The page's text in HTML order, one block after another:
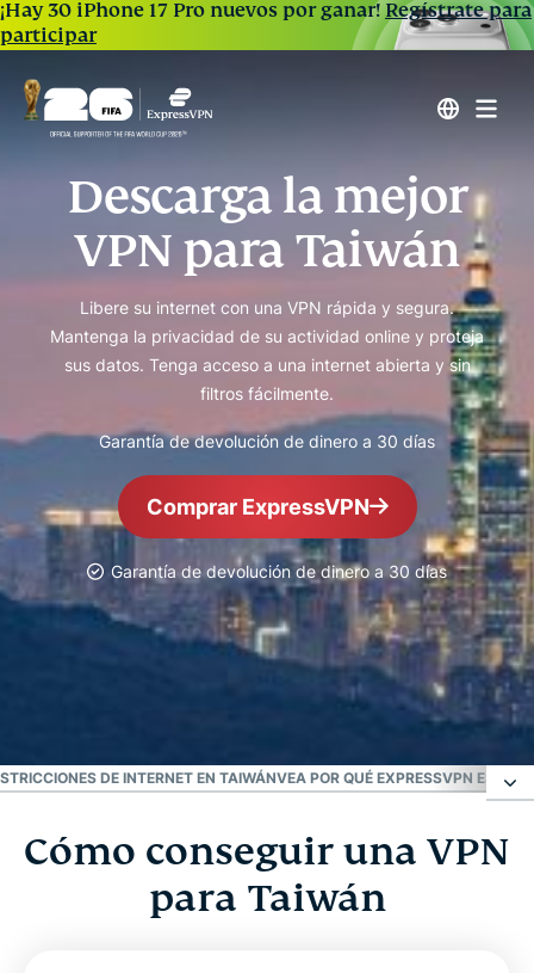
¡Hay 30 iPhone 17 Pro nuevos por ganar!Regístrate para
participar
Descarga la mejor
VPN para Taiwán
Libere su internet con una VPN rápida y segura.
Mantenga la privacidad de su actividad online y proteja
sus datos. Tenga acceso a una internet abierta y sin
filtros fácilmente.
Garantía de devolución de dinero a 30 días
Comprar ExpressVPN
Garantía de devolución de dinero a 30 días
DE INTERNET EN TAIWÁNVEA POR QUÉ EXPRESSVPN ES LA
Cómo conseguir una VPN para Taiwán
Por qué utilizar una VPN en Taiwán
Cómo conseguir una VPN
para Taiwán